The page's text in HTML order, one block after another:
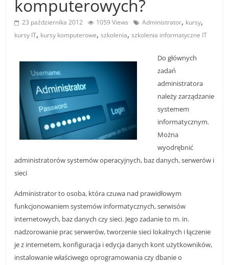
komputerowych?
23 października 2012 1059 Views Administrator, kursy,
kursy IT, kursy komputerowe,szkolenia,szkolenia informatyczne IT
Do głównych
zadań
administratora
należy zarządzanie
systemem
informatycznym.
Można
wyodrębnić
administratorów systemów operacyjnych, baz danych, serwerów i
sieci
Administrator to osoba, która czuwa nad prawidłowym
funkcjonowaniem systemów informatycznych, serwisów
internetowych, baz danych czy sieci. Jego zadanie to m. in.
nadzorowanie prac serwerów, tworzenie sieci lokalnych i łączenie
je z internetem, konfiguracja i edycja danych kont użytkowników,
instalowanie właściwego oprogramowania czy dbanie o